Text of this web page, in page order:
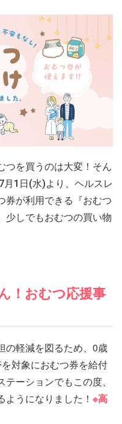
つを買うのは大変！そん
1日(水)より、 ヘルスレ
券が利用できる『おむつ
少しでもおむつの買い物
！おむつ応援事
の軽減を図るため、0歳
対象におむつ券を給付
ーションでもこの度、
うになりました！ ※高